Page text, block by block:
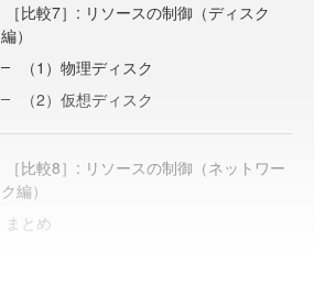
［比較7］: リソースの制御（ディスク
編）
（1）物理ディスク
（2）仮想ディスク
［比較8］: リソースの制御（ネットワー
ク編）
まとめ